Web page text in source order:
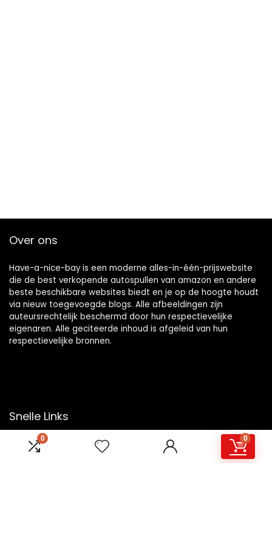
0 0
Over ons
Have-a-nice-bay is een moderne alles-in-één-prijswebsite
die de best verkopende autospullen van amazon en andere
beste beschikbare websites biedt en je op de hoogte houdt
via nieuw toegevoegde blogs. Alle afbeeldingen zijn
auteursrechtelijk beschermd door hun respectievelijke
eigenaren. Alle geciteerde inhoud is afgeleid van hun
respectievelijke bronnen.
Snelle Links
Home